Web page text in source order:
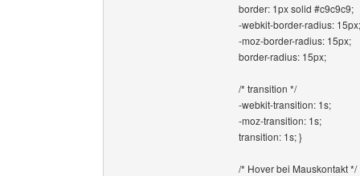
border: 1px solid #c9c9c9;
-webkit-border-radius: 15px;
-moz-border-radius: 15px;
border-radius: 15px;
/* transition */
-webkit-transition: 1s;
-moz-transition: 1s;
transition: 1s; }
/* Hover bei Mauskontakt */